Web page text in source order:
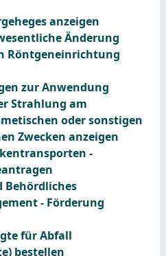
anzeigen
Änderung
Röntgeneinrichtung
zur Anwendung
Strahlung am
oder sonstigen
Zwecken anzeigen
-
Behördliches
- Förderung
für Abfall
bestellen